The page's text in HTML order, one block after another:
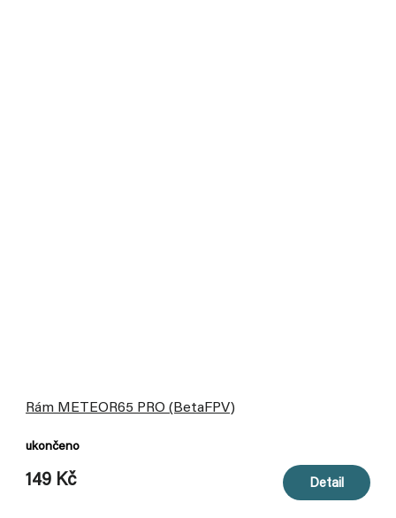
Rám METEOR65 PRO (BetaFPV)
ukončeno
149 Kč Detail